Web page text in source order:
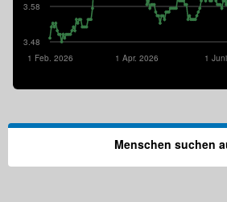
3.48
3.58
1
1 Apr. 2026
1 Feb. 2026
Menschen suchen